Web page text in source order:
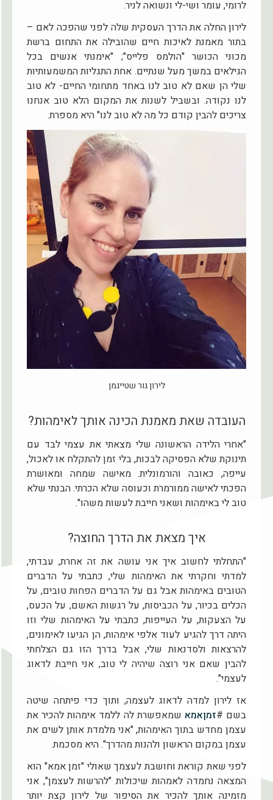
לרומי, עומר ושי-לי ונשואה לניר.
לירון החלה את הדרך העסקית שלה לפני שהפכה לאם –
בתור מאמנת לאיכות חיים שהובילה את התחום ברשת
מכוני הכושר "הולמס פלייס"; "אימנתי אנשים בכל
הגילאים במשך מעל שנתיים. אחת התגליות המשמעותיות
שלי הן שאם לא טוב לנו באחד מתחומי החיים- לא טוב
לנו נקודה. ובשביל לשנות את המקום הלא טוב אנחנו
צריכים להבין קודם כל מה לא טוב לנו" היא מספרת.
לירון גור שטייגמן
העובדה שאת מאמנת הכינה אותך לאימהות?
"אחרי הלידה הראשונה שלי מצאתי את עצמי לבד עם
תינוקת שלא הפסיקה לבכות, בלי זמן להתקלח או לאכול,
עייפה, כאובה והורמונלית. מאישה שמחה ומאושרת
הפכתי לאישה ממורמרת וכעוסה שלא הכרתי. הבנתי שלא
טוב לי באימהות ושאני חייבת לעשות משהו".
איך מצאת את הדרך החוצה?
"התחלתי לחשוב איך אני עושה את זה אחרת, עבדתי,
למדתי וחקרתי את האימהות שלי, כתבתי על הדברים
הטובים באימהות אבל גם על הדברים הפחות טובים, על
הכלים בכיור, על הכביסות, על רגשות האשם, על הכעס,
על הצעקות, על העייפות, כתבתי על האימהות שלי וזו
היתה דרך להגיע לעוד אלפי אימהות, הן הגיעו לאימונים,
להרצאות ולסדנאות שלי, אבל בדרך הזו גם הצלחתי
להבין שאם אני רוצה שיהיה לי טוב, אני חייבת לדאוג
לעצמי".
אז לירון למדה לדאוג לעצמה, ותוך כדי פיתחה שיטה
בשם #זמןאמא שמאפשרת לה ללמד אימהות להכיר את
עצמן מחדש בתוך האימהות, "אני מלמדת אותן לשים את
עצמן במקום הראשון ולהנות מהדרך". היא מסכמת.
לפני שאת קוראת וחושבת לעצמך שאולי "זמן אמא" הוא
המצאה נחמדה לאמהות שיכולות "להרשות לעצמן", אני
מזמינה אותך להכיר את הסיפור של לירון קצת יותר